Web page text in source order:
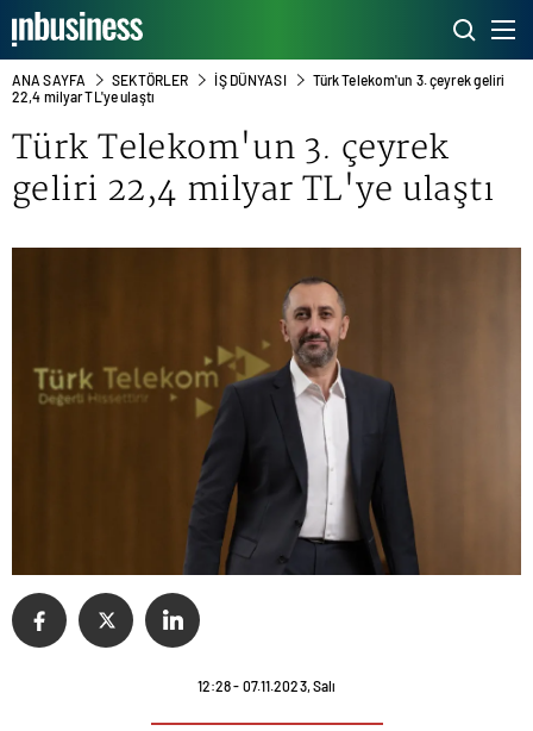
ANA SAYFA SEKTÖRLER İŞ DÜNYASI
Türk Telekom'un 3. çeyrek geliri
22,4 milyar TL'ye ulaştı
Türk Telekom'un 3. çeyrek
geliri 22,4 milyar TL'ye ulaştı
12:28 - 07.11.2023, Salı